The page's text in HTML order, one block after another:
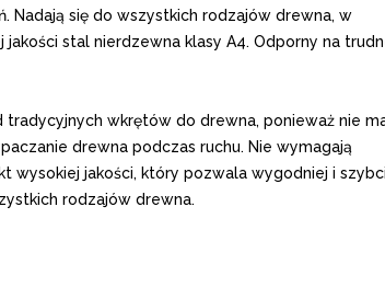
Nadają się do wszystkich rodzajów drewna, w
stal nierdzewna klasy A4. Odporny na
wkrętów do drewna, ponieważ nie
drewna podczas ruchu. Nie wymagają
wysokiej jakości, który pozwala wygodniej i
rodzajów drewna.